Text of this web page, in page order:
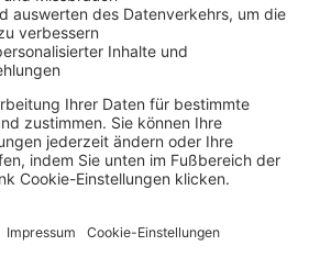
Cookie-Einstellungen verwalten